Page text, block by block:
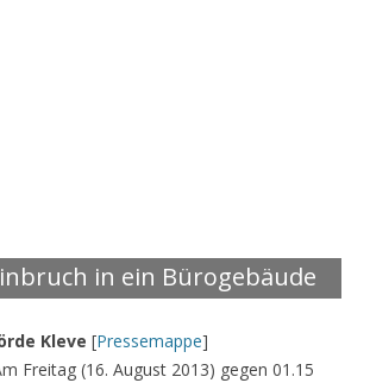
in ein Bürogebäude
Kleve [Pressemappe]
Freitag (16. August 2013) gegen 01.15